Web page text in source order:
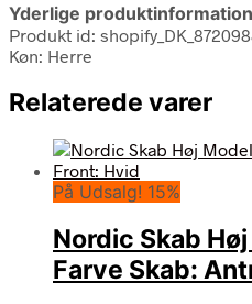
Yderlige
Produkt id:
Køn: Herre
Relaterede varer
På Udsalg! 15%
Nordic Skab
Farve Skab: